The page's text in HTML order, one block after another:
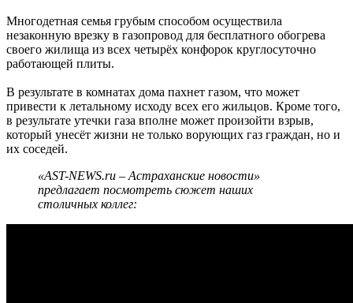
Многодетная семья грубым способом осуществила
незаконную врезку в газопровод для бесплатного обогрева
своего жилища из всех четырёх конфорок круглосуточно
работающей плиты.
В результате в комнатах дома пахнет газом, что может
привести к летальному исходу всех его жильцов. Кроме того,
в результате утечки газа вполне может произойти взрыв,
который унесёт жизни не только ворующих газ граждан, но и
их соседей.
«AST-NEWS.ru – Астраханские новости»
предлагает посмотреть сюжет наших
столичных коллег: